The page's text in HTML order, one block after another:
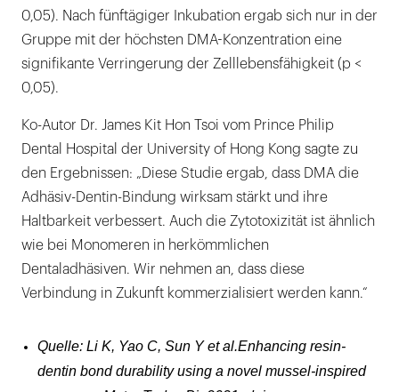
0,05). Nach fünftägiger Inkubation ergab sich nur in der
Gruppe mit der höchsten DMA-Konzentration eine
signifikante Verringerung der Zelllebensfähigkeit (p <
0,05).
Ko-Autor Dr. James Kit Hon Tsoi vom Prince Philip
Dental Hospital der University of Hong Kong sagte zu
den Ergebnissen: „Diese Studie ergab, dass DMA die
Adhäsiv-Dentin-Bindung wirksam stärkt und ihre
Haltbarkeit verbessert. Auch die Zytotoxizität ist ähnlich
wie bei Monomeren in herkömmlichen
Dentaladhäsiven. Wir nehmen an, dass diese
Verbindung in Zukunft kommerzialisiert werden kann.“
Quelle: Li K, Yao C, Sun Y et al.Enhancing resin-
dentin bond durability using a novel mussel-inspired